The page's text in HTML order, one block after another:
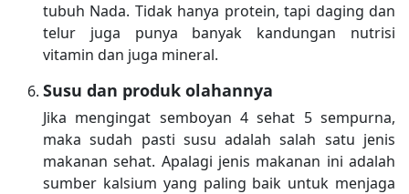
tubuh Nada. Tidak hanya protein, tapi daging dan
telur juga punya banyak kandungan nutrisi
vitamin dan juga mineral.
Susu dan produk olahannya
Jika mengingat semboyan 4 sehat 5 sempurna,
maka sudah pasti susu adalah salah satu jenis
makanan sehat. Apalagi jenis makanan ini adalah
sumber kalsium yang paling baik untuk menjaga